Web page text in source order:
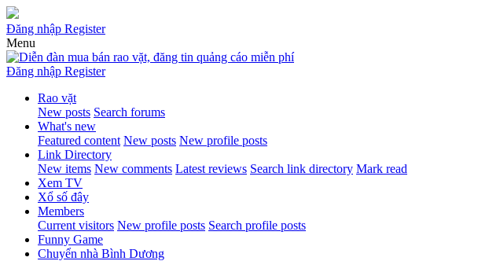
Đăng nhập Register
Menu
Đăng nhập Register
Rao vặt
New posts Search forums
What's new
Featured content New posts New profile posts
Link Directory
New items New comments Latest reviews Search link directory Mark read
Xem TV
Xổ số đây
Members
Current visitors New profile posts Search profile posts
Funny Game
Chuyển nhà Bình Dương